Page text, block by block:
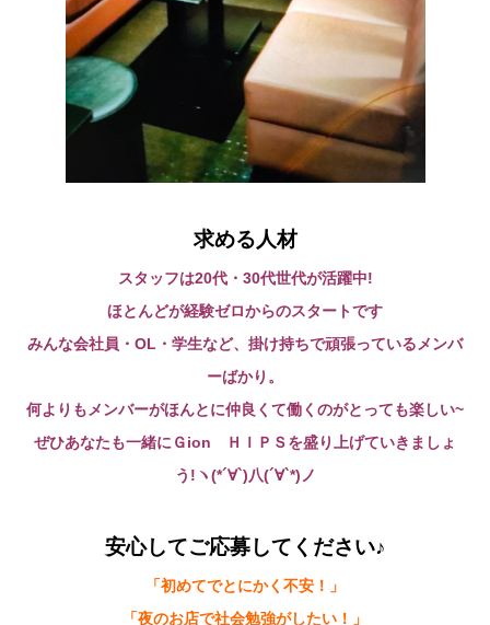
求める人材
スタッフは20代・30代世代が活躍中!
ほとんどが経験ゼロからのスタートです
みんな会社員・OL・学生など、掛け持ちで頑張っているメンバ
ーばかり。
何よりもメンバーがほんとに仲良くて働くのがとっても楽しい~
ぜひあなたも一緒にＧion ＨＩＰＳを盛り上げていきましょ
う!ヽ(*´∀`)八(´∀`*)ノ
安心してご応募してください♪
「初めてでとにかく不安！」
「夜のお店で社会勉強がしたい！」